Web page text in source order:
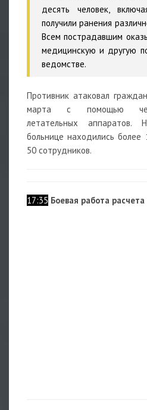
десять человек,
получили ранения
Всем пострадавшим
медицинскую и другую
ведомстве.
Противник атаковал
марта с помощью
летательных
больнице находились более
50 сотрудников.
17:35 Боевая работа